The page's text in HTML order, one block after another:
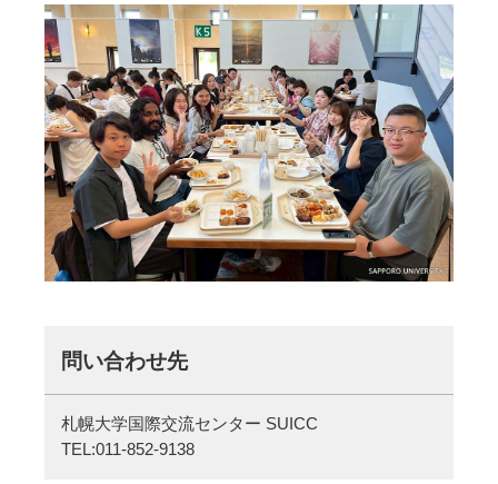
問い合わせ先
札幌大学国際交流センター SUICC
TEL:011-852-9138